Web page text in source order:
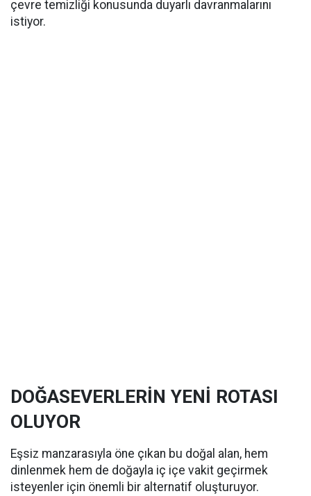
çevre temizliği konusunda duyarlı davranmalarını
istiyor.
DOĞASEVERLERİN YENİ ROTASI
OLUYOR
Eşsiz manzarasıyla öne çıkan bu doğal alan, hem
dinlenmek hem de doğayla iç içe vakit geçirmek
isteyenler için önemli bir alternatif oluşturuyor.